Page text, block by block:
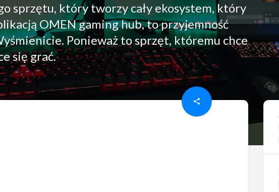
sprzętu, który tworzy cały ekosystem, który
OMEN gaming hub, to przyjemność
Ponieważ to sprzęt, któremu chce
się grać.